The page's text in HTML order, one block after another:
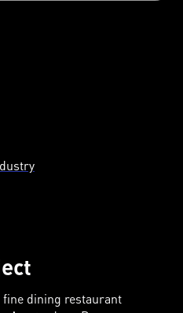
fine dining restaurant